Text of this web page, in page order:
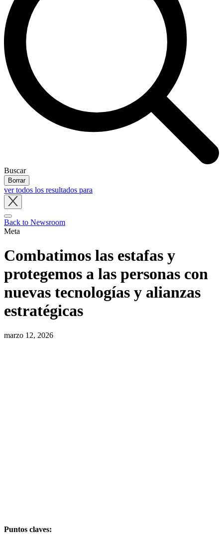
Buscar
Borrar
ver todos los resultados para
tray
Back to Newsroom
Meta
Combatimos las estafas y
protegemos a las personas con
nuevas tecnologías y alianzas
estratégicas
marzo 12, 2026
Puntos claves: